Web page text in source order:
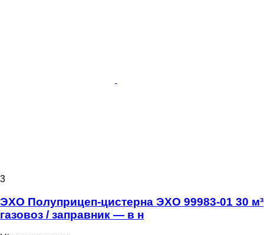
3
ЭХО Полуприцеп-цистерна ЭХО 99983-01 30 м³
газовоз / заправник — в н